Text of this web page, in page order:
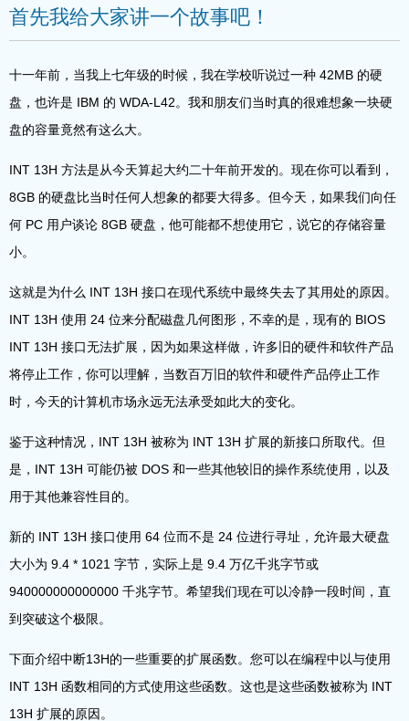
首先我给大家讲一个故事吧！
十一年前，当我上七年级的时候，我在学校听说过一种 42MB 的硬
盘，也许是 IBM 的 WDA-L42。我和朋友们当时真的很难想象一块硬
盘的容量竟然有这么大。
INT 13H 方法是从今天算起大约二十年前开发的。现在你可以看到，
8GB 的​​硬盘比当时任何人想象的都要大得多。但今天，如果我们向任
何 PC 用户谈论 8GB 硬盘，他可能都不想使用它，说它的存储容量
小。
这就是为什么 INT 13H 接口在现代系统中最终失去了其用处的原因。
INT 13H 使用 24 位来分配磁盘几何图形，不幸的是，现有的 BIOS
INT 13H 接口无法扩展，因为如果这样做，许多旧的硬件和软件产品
将停止工作，你可以理解，当数百万旧的软件和硬件产品停止工作
时，今天的计算机市场永远无法承受如此大的变化。
鉴于这种情况，INT 13H 被称为 INT 13H 扩展的新接口所取代。但
是，INT 13H 可能仍被 DOS 和一些其他较旧的操作系统使用，以及
用于其他兼容性目的。
新的 INT 13H 接口使用 64 位而不是 24 位进行寻址，允许最大硬盘
大小为 9.4 * 1021 字节，实际上是 9.4 万亿千兆字节或
940000000000000 千兆字节。希望我们现在可以冷静一段时间，直
到突破这个极限。
下面介绍中断13H的一些重要的扩展函数。您可以在编程中以与使用
INT 13H 函数相同的方式使用这些函数。这也是这些函数被称为 INT
13H 扩展的原因。